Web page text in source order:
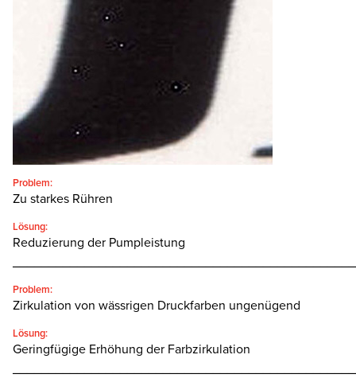
Problem:
Zu starkes Rühren
Lösung:
Reduzierung der Pumpleistung
Problem:
Zirkulation von wässrigen Druckfarben ungenügend
Lösung:
Geringfügige Erhöhung der Farbzirkulation